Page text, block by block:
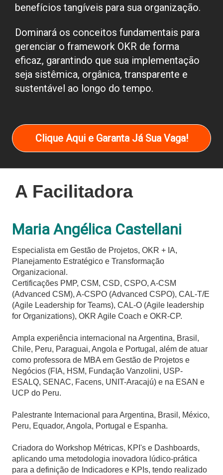
benefícios tangíveis para sua organização.
Dominará os conceitos fundamentais para
gerenciar o framework OKR de forma
eficaz, garantindo que sua implementação
seja sistêmica, orgânica, transparente e
sustentável ao longo do tempo.
Clique Aqui e Garanta Já Sua Vaga!
A Facilitadora
Maria Angélica Castellani
Especialista em Gestão de Projetos, OKR + IA,
Planejamento Estratégico e Transformação
Organizacional.
Certificações PMP, CSM, CSD, CSPO, A-CSM
(Advanced CSM), A-CSPO (Advanced CSPO), CAL-T/E
(Agile Leadership for Teams), CAL-O (Agile leadership
for Organizations), OKR Agile Coach e OKR-CP.
Ampla experiência internacional na Argentina, Brasil,
Chile, Peru, Paraguai, Angola e Portugal, além de atuar
como professora de MBA em Gestão de Projetos e
Negócios (FIA, HSM, Fundação Vanzolini, USP-
ESALQ, SENAC, Facens, UNIT-Aracajú) e na ESAN e
UCP do Peru.
Palestrante Internacional para Argentina, Brasil, México,
Peru, Equador, Angola, Portugal e Espanha.
Criadora do Workshop Métricas, KPI's e Dashboards,
aplicando uma metodologia inovadora lúdico-prática
para a definição de Indicadores e KPIs, tendo realizado